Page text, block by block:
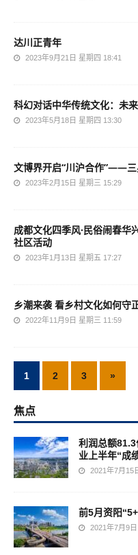
达川正青年
2023年9月21日 星期四 18:41
科幻对话中华传统文化：未
2023年5月18日 星期四 13:30
文博界开启“川沪合作”——三
2023年2月15日 星期三 15:29
成都文化四季风·民俗闹春华
社区活动
2023年1月13日 星期五 17:27
乡潮来袭 看乡村文化如何守
2022年11月9日 星期三 11:59
1 2 3 »
焦点
利润总额
业上半年“成
2021年7月15
前5月资阳
2021年7月9